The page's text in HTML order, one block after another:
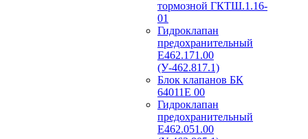
тормозной ГКТШ.1.16-
01
Гидроклапан
предохранительный
Е462.171.00
(У-462.817.1)
Блок клапанов БК
64011Е 00
Гидроклапан
предохранительный
Е462.051.00